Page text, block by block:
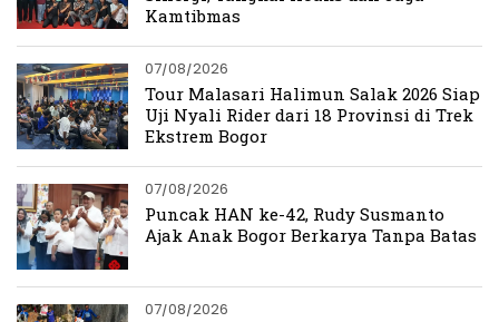
Kamtibmas
07/08/2026
Tour Malasari Halimun Salak 2026 Siap
Uji Nyali Rider dari 18 Provinsi di Trek
Ekstrem Bogor
07/08/2026
Puncak HAN ke-42, Rudy Susmanto
Ajak Anak Bogor Berkarya Tanpa Batas
07/08/2026